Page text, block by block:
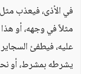
في الأذى، فيعذب
مثلاً في وجهه، أو
عليه، فيطفئ
يشرطه بمشرط، أو